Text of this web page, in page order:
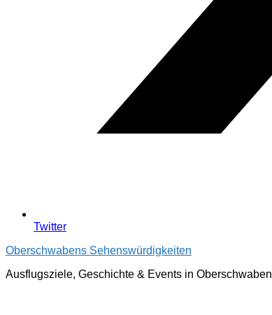
Twitter
Oberschwabens Sehenswürdigkeiten
Ausflugsziele, Geschichte & Events in Oberschwaben